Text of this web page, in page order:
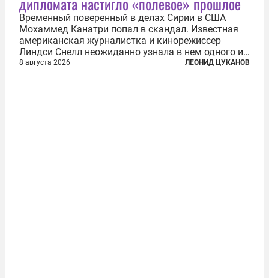
Временный поверенный в делах Сирии в США
Мохаммед Канатри попал в скандал. Известная
американская журналистка и кинорежиссер
Линдси Снелл неожиданно узнала в нем одного из
бандитов, похитивших ее в сирийском Алеппо в
2016 году. Журналистка убеждена, что Канатри, в
8 августа 2026 ЛЕОНИД ЦУКАНОВ